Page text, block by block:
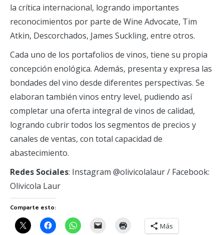
la crítica internacional, logrando importantes
reconocimientos por parte de Wine Advocate, Tim
Atkin, Descorchados, James Suckling, entre otros.
Cada uno de los portafolios de vinos, tiene su propia
concepción enológica. Además, presenta y expresa las
bondades del vino desde diferentes perspectivas. Se
elaboran también vinos entry level, pudiendo así
completar una oferta integral de vinos de calidad,
logrando cubrir todos los segmentos de precios y
canales de ventas, con total capacidad de
abastecimiento.
Redes Sociales: Instagram @olivicolalaur / Facebook:
Olivicola Laur
Comparte esto:
Más